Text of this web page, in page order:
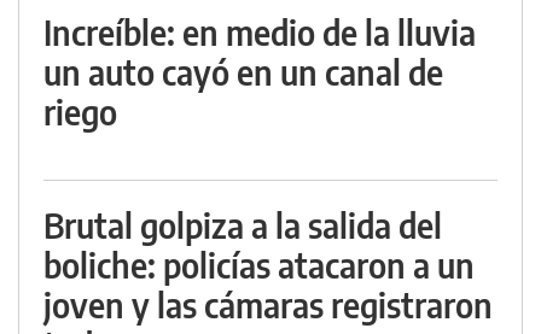
Increíble: en medio de la lluvia
un auto cayó en un canal de
riego
Brutal golpiza a la salida del
boliche: policías atacaron a un
joven y las cámaras registraron